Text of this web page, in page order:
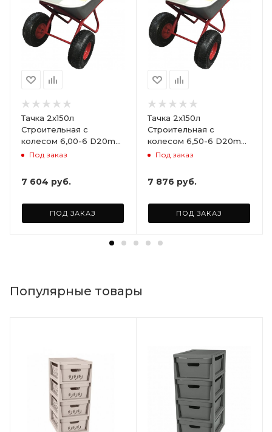
Тачка 2х150л
Строительная с
колесом 6,00-6 D20mm
не сим.ступица (Red
Под заказ
7 604 руб.
ПОД ЗАКАЗ
Тачка 2х150л
Строительная с
колесом 6,50-6 D20mm
не сим.ступица (Red
Под заказ
7 876 руб.
ПОД ЗАКАЗ
Популярные товары